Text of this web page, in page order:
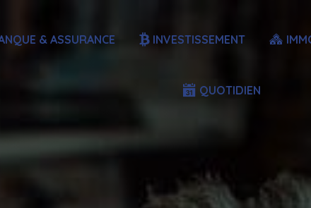
& ASSURANCE INVESTISSEMENT
QUOTIDIEN